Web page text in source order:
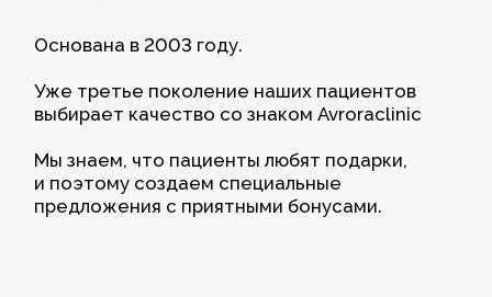
Имя
Телефон
Комментарий